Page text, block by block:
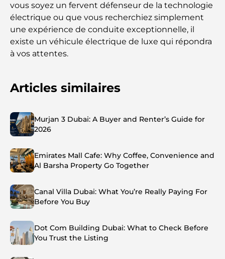
vous soyez un fervent défenseur de la technologie
électrique ou que vous recherchiez simplement
une expérience de conduite exceptionnelle, il
existe un véhicule électrique de luxe qui répondra
à vos attentes.
Articles similaires
Murjan 3 Dubai: A Buyer and Renter’s Guide for
2026
Emirates Mall Cafe: Why Coffee, Convenience and
Al Barsha Property Go Together
Canal Villa Dubai: What You’re Really Paying For
Before You Buy
Dot Com Building Dubai: What to Check Before
You Trust the Listing